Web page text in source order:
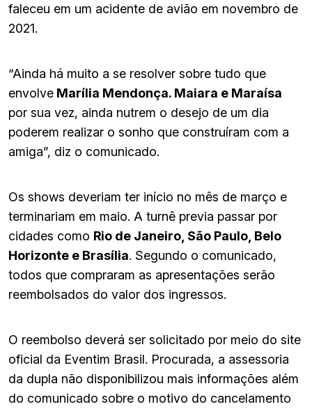
faleceu em um acidente de avião em novembro de
2021.
“Ainda há muito a se resolver sobre tudo que
envolve Marília Mendonça. Maiara e Maraísa
por sua vez, ainda nutrem o desejo de um dia
poderem realizar o sonho que construíram com a
amiga”, diz o comunicado.
Os shows deveriam ter início no mês de março e
terminariam em maio. A turnê previa passar por
cidades como Rio de Janeiro, São Paulo, Belo
Horizonte e Brasília. Segundo o comunicado,
todos que compraram as apresentações serão
reembolsados do valor dos ingressos.
O reembolso deverá ser solicitado por meio do site
oficial da Eventim Brasil. Procurada, a assessoria
da dupla não disponibilizou mais informações além
do comunicado sobre o motivo do cancelamento